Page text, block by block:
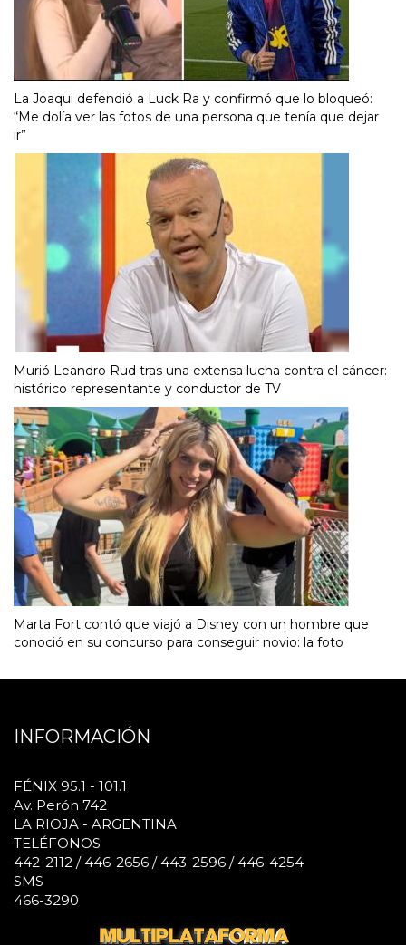
La Joaqui defendió a Luck Ra y confirmó que lo bloqueó:
“Me dolía ver las fotos de una persona que tenía que dejar
ir”
Murió Leandro Rud tras una extensa lucha contra el cáncer:
histórico representante y conductor de TV
Marta Fort contó que viajó a Disney con un hombre que
conoció en su concurso para conseguir novio: la foto
INFORMACIÓN
FÉNIX 95.1 - 101.1
Av. Perón 742
LA RIOJA - ARGENTINA
TELÉFONOS
442-2112 / 446-2656 / 443-2596 / 446-4254
SMS
466-3290